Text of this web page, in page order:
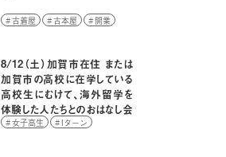
古着屋 古本屋
開業
8/12（土）加賀市在住 または
加賀市の高校に在学している
高校生にむけて、海外留学を
体験した人たちとのおはなし会
をひらきます！
女子高生
Iターン